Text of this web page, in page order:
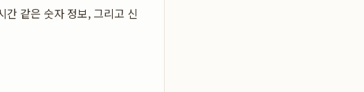
간 같은 숫자 정보, 그리고 신